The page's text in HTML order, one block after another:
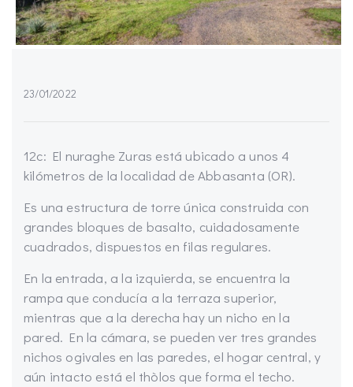
23/01/2022
12c: El nuraghe Zuras está ubicado a unos 4
kilómetros de la localidad de Abbasanta (OR).
Es una estructura de torre única construida con
grandes bloques de basalto, cuidadosamente
cuadrados, dispuestos en filas regulares.
En la entrada, a la izquierda, se encuentra la
rampa que conducía a la terraza superior,
mientras que a la derecha hay un nicho en la
pared. En la cámara, se pueden ver tres grandes
nichos ogivales en las paredes, el hogar central, y
aún intacto está el thòlos que forma el techo.